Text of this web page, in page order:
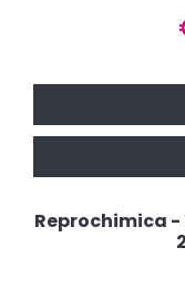
Reprochimica -